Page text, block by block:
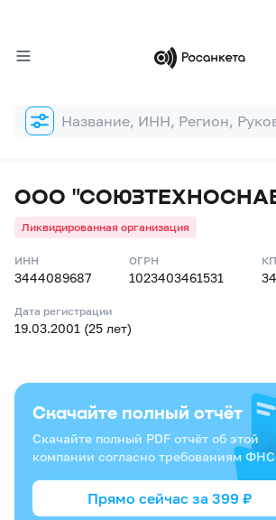
Форма
поиска
ООО
Ликвидированная организация
ИНН
3444089687
ОГРН
1023403461531
Дата регистрации
19.03.2001 (25 лет)
Скачайте полный отчёт
Скачайте полный PDF отчёт об этой
компании согласно требованиям ФНС
Прямо сейчас за 399 ₽